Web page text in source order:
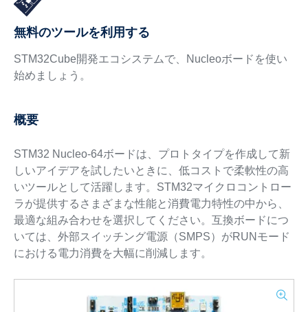
無料のツールを利用する
STM32Cube開発エコシステムで、Nucleoボードを使い
始めましょう。
概要
STM32 Nucleo-64ボードは、プロトタイプを作成して新
しいアイデアを試したいときに、低コストで柔軟性の高
いツールとして活躍します。STM32マイクロコントロー
ラが提供するさまざまな性能と消費電力特性の中から、
最適な組み合わせを選択してください。互換ボードにつ
いては、外部スイッチング電源（SMPS）がRUNモード
における電力消費を大幅に削減します。